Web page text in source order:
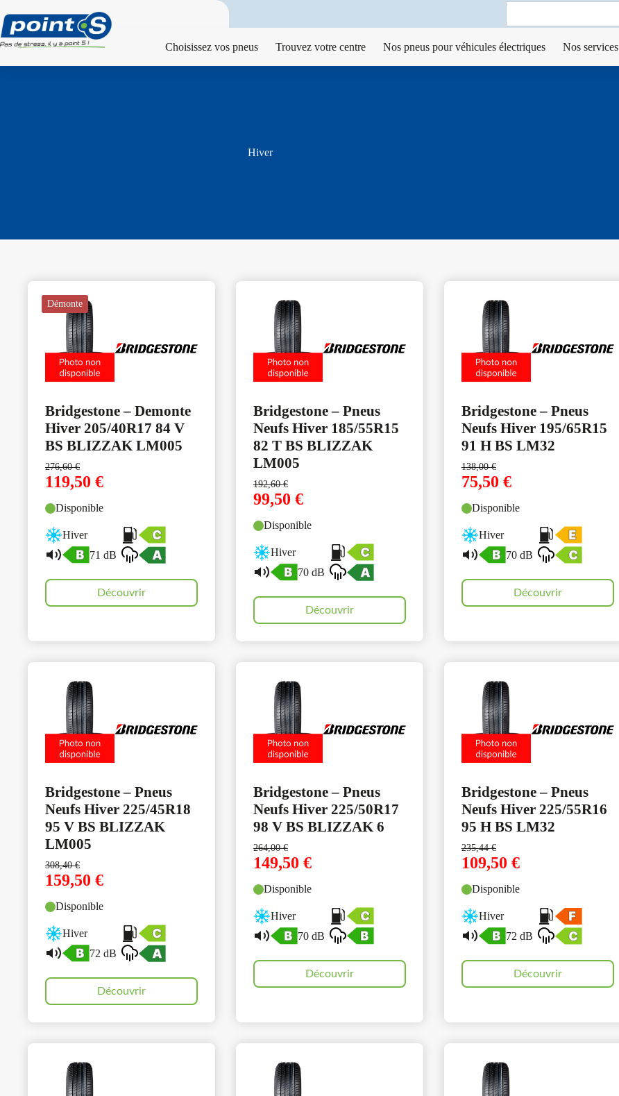
au
contenu
Search
Choisissez vos pneus Trouvez votre centre Nos pneus pour véhicules électriques Nos services
Hiver
Démonte
Bridgestone – Demonte
Hiver 205/40R17 84 V
BS BLIZZAK LM005
276,60€
119,50 €
Disponible
Hiver
71 dB
Découvrir
Bridgestone – Pneus
Neufs Hiver 185/55R15
82 T BS BLIZZAK
LM005
192,60€
99,50 €
Disponible
Hiver
70 dB
Découvrir
Bridgestone – Pneus
Neufs Hiver 195/65R15
91 H BS LM32
138,00€
75,50 €
Disponible
Hiver
70 dB
Découvrir
Bridgestone – Pneus
Neufs Hiver 225/45R18
95 V BS BLIZZAK
LM005
308,40€
159,50 €
Disponible
Hiver
72 dB
Découvrir
Bridgestone – Pneus
Neufs Hiver 225/50R17
98 V BS BLIZZAK 6
264,00€
149,50 €
Disponible
Hiver
70 dB
Découvrir
Bridgestone – Pneus
Neufs Hiver 225/55R16
95 H BS LM32
235,44€
109,50 €
Disponible
Hiver
72 dB
Découvrir